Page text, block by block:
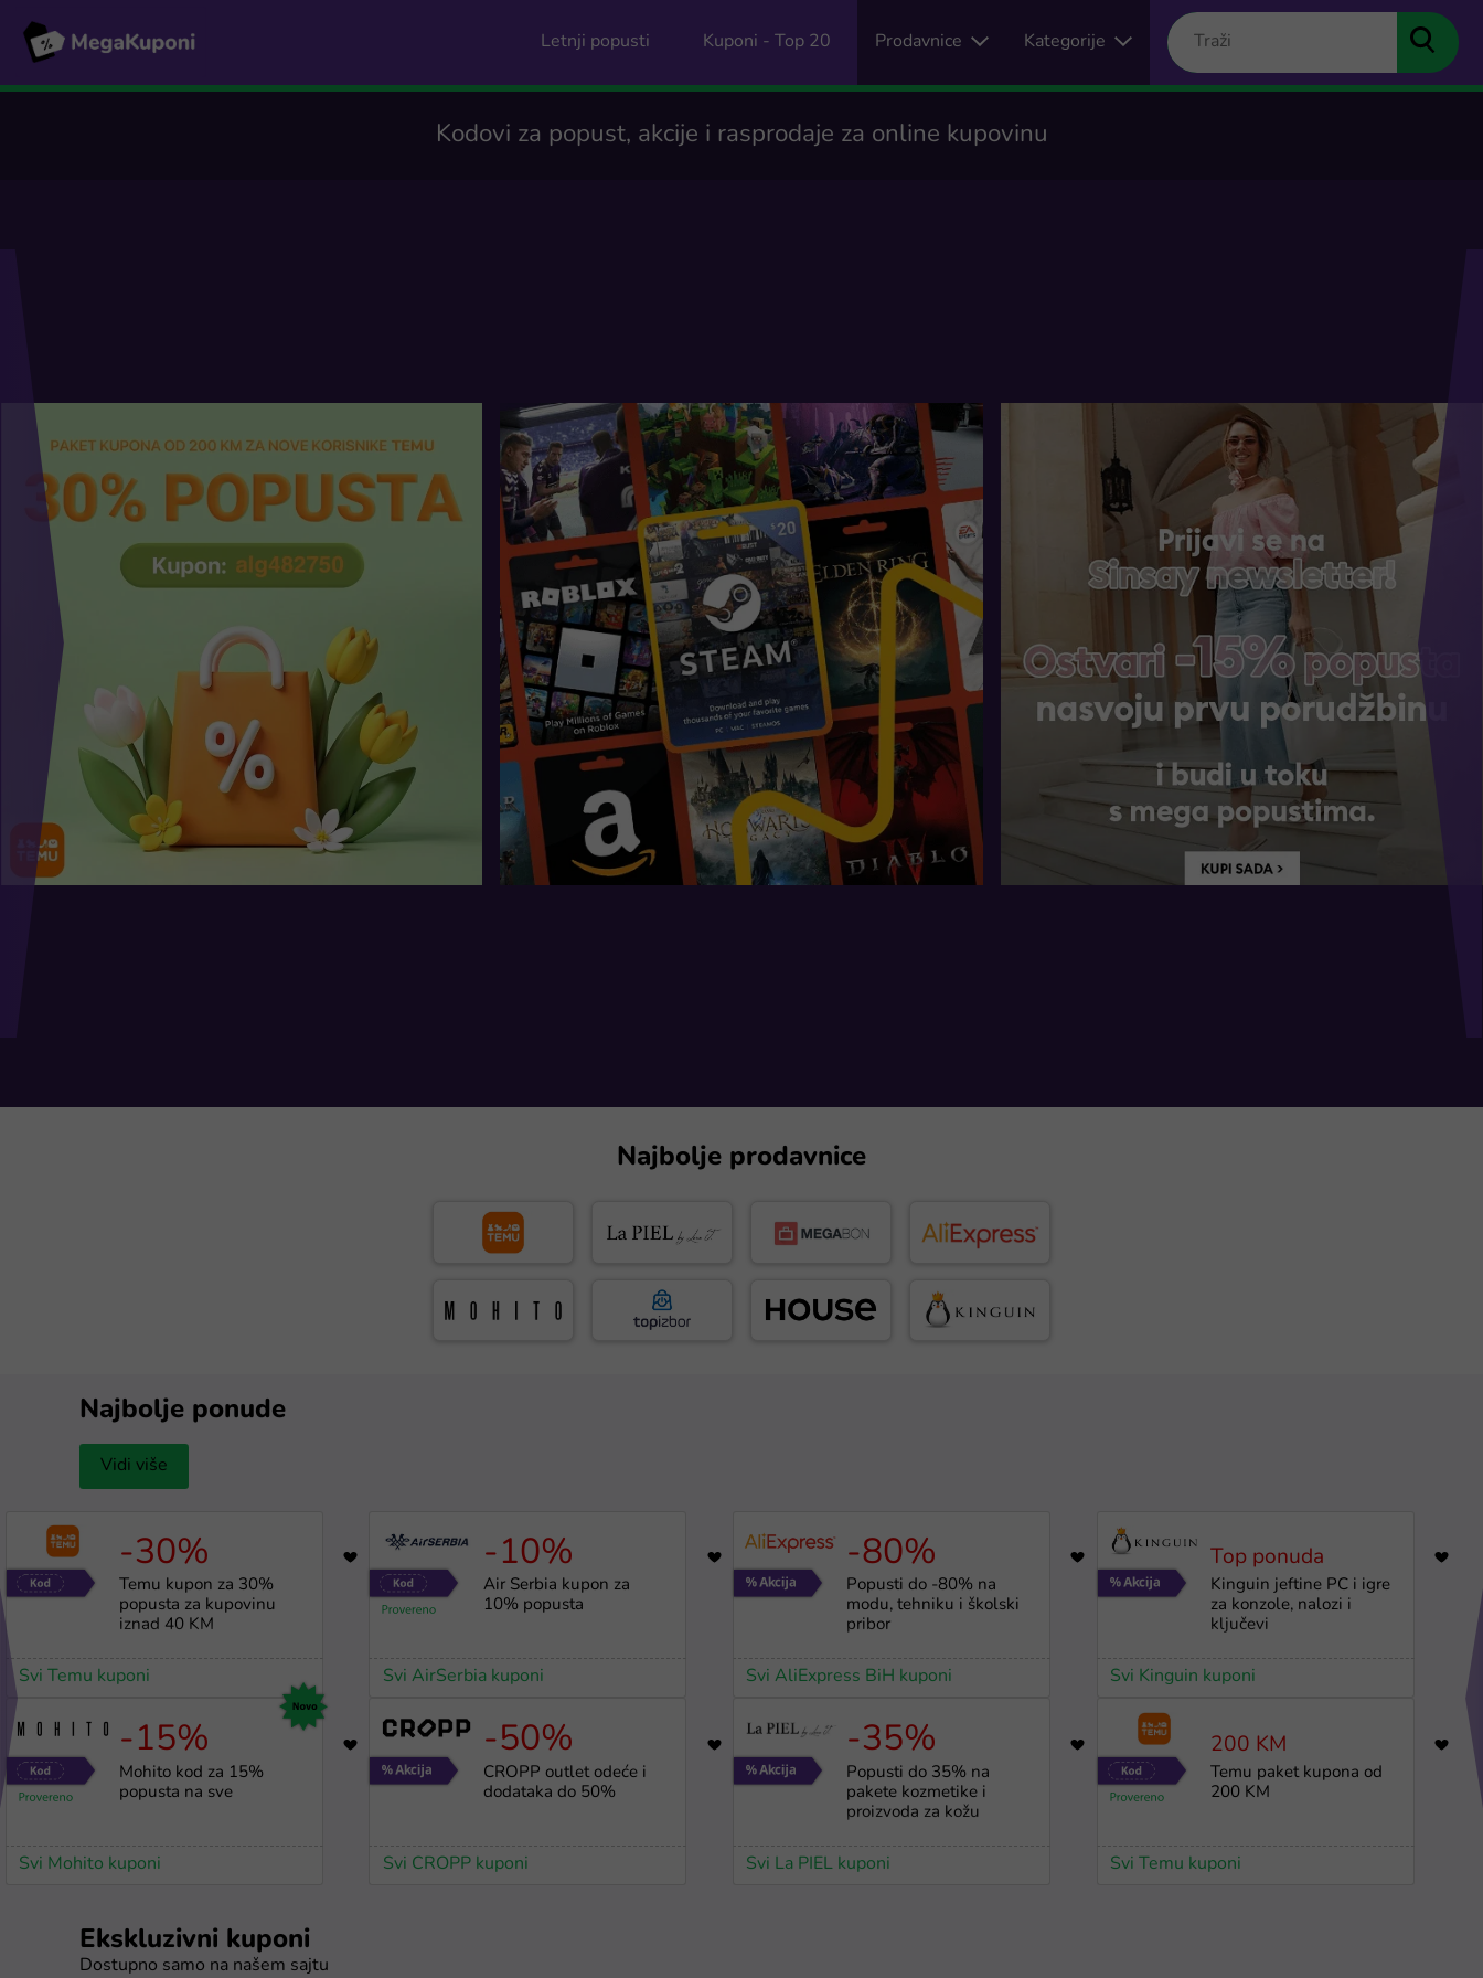
Letnji popusti Kuponi - Top 20 Prodavnice Kategorije
Kodovi za popust, akcije i rasprodaje za online kupovinu
Najbolje prodavnice
Najbolje ponude
Vidi više
-30% 17813
Temu kupon za 30%
popusta za kupovinu
iznad 40 KM
Svi Temu kuponi
-15%
Mohito kod za 15%
popusta na sve
Svi Mohito kuponi
-10% 1139
Air Serbia kupon za
10% popusta
Svi AirSerbia kuponi
-50% 2907
CROPP outlet odeće i
dodataka do 50%
Svi CROPP kuponi
-80%
Popusti do -80% na
modu, tehniku i školski
pribor
Svi AliExpress BiH kuponi
-35%
Popusti do 35% na
pakete kozmetike i
proizvoda za kožu
Svi La PIEL kuponi
Top ponuda
Kinguin jeftine PC i igre
za konzole, nalozi i
ključevi
Svi Kinguin kuponi
200 KM
Temu paket kupona od
200 KM
Svi Temu kuponi
Ekskluzivni kuponi
Dostupno samo na našem sajtu